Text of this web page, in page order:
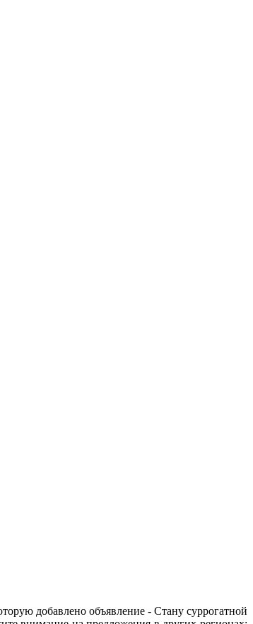
добавлено объявление - Cтану суррогатной